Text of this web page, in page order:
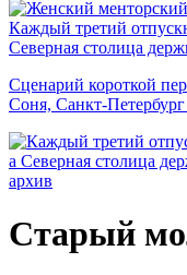
Каждый третий
Северная столица
Сценарий короткой
Соня, Санкт-
архив
Старый